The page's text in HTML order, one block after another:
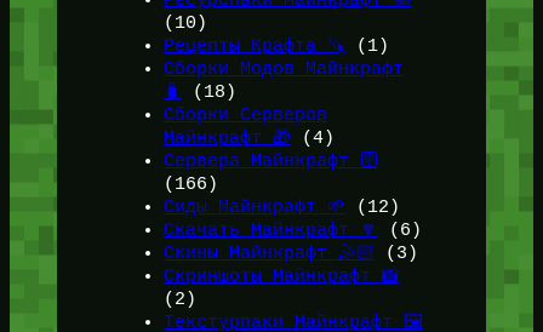
(10)
Рецепты Крафта 🪚 (1)
Сборки Модов Майнкрафт
🧳
(18)
Сборки Серверов
Майнкрафт 🎁 (4)
Сервера Майнкрафт 🛜
(166)
Сиды Майнкрафт 🌱
(12)
Скачать Майнкрафт 🔽
(6)
Скины Майнкрафт 🤹🏻
(3)
Скриншоты Майнкрафт 📸
(2)
Текстурпаки Майнкрафт 🖼️